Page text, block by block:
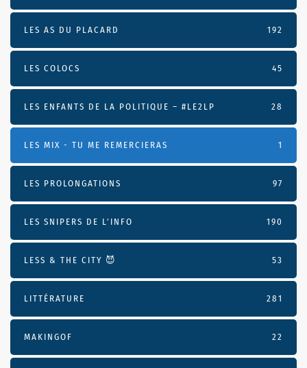
LES AS DU PLACARD 192
LES COLOCS 45
LES ENFANTS DE LA POLITIQUE – #LE2LP 28
LES MIX - TU ME REMERCIERAS 1
LES PROLONGATIONS 97
LES SNIPERS DE L’INFO 190
LESS & THE CITY 😈 53
LITTÉRATURE 281
MAKINGOF 22